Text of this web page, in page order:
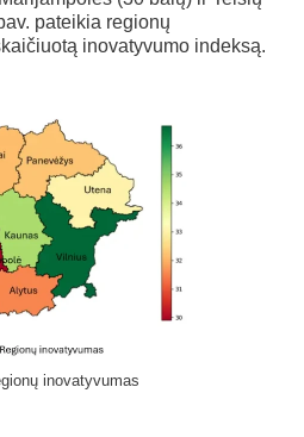
pateikia regionų
inovatyvumo indeksą.
inovatyvumas